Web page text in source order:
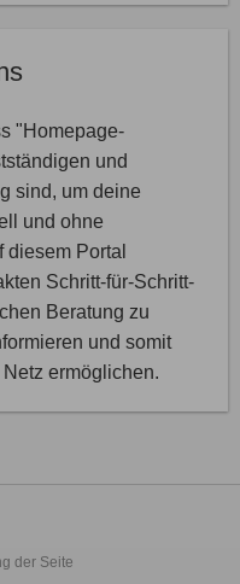
"Homepage-
und
sind, um deine
und ohne
Portal
Schritt-für-Schritt-
Beratung zu
und somit
ermöglichen.
der Seite